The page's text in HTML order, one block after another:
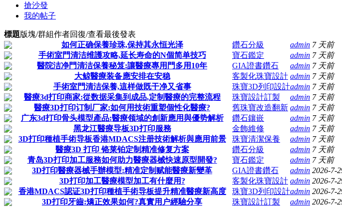
搶沙發
我的帖子
標題版塊/群組作者回復/查看最後發表
如何正确保養珍珠,保持其永恒光泽
鑽石分級 admin 7 天前
手術室門清洁维護攻略,延长寿命的N個简单技巧
寶石鑑定 admin 7 天前
醫院洁净門清洁保養秘笈:讓醫療專用門多用10年
GIA證書鑽石 admin 7 天前
大鲸醫療装备應安排在安稳
客製化珠寶設計 admin 7 天前
手術室門清洁保養,這样做既干净又省事
珠寶3D列印設計admin 7 天前
醫療3d打印商家:從数据采集到成品,定制醫療的完整流程
珠寶設計訂製 admin 7 天前
醫療3D打印订制厂家:如何用技術重塑個性化醫療?
舊珠寶改造翻新 admin 7 天前
广东3d打印骨头模型產品:醫療领域的創新應用與優势解析
鑽石鑲嵌 admin 7 天前
黑龙江醫療导板3D打印服務
金飾維修 admin 7 天前
3D打印種植手術导板香港MDACS注册技術解析與應用前景
珠寶清潔保養 admin 7 天前
醫療3D 打印 铬莱铂定制精准修复方案
鑽石分級 admin 7 天前
青岛3D打印加工服務如何助力醫療器械快速原型開發?
寶石鑑定 admin 7 天前
3D打印醫療器械手辦模型:精准定制赋能醫療新變革
GIA證書鑽石 admin 2026-7-
3D打印加工醫療模型加工有什麼用?
客製化珠寶設計 admin 2026-7-
香港MDACS認证3D打印種植手術导板提升精准醫療新高度
珠寶3D列印設計admin 2026-7-
3D打印牙齒:矯正效果如何?真實用户經驗分享
珠寶設計訂製 admin 2026-7-